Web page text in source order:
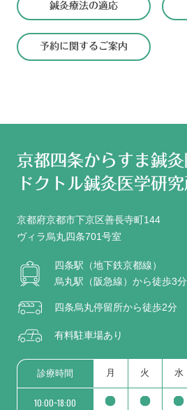
鍼灸療法の適応
予約に関するご案内
京都四条からすま鍼灸
ドクトル鍼灸医学研
京都府京都市下京区善長寺町144
ヴィラ烏丸四条701号室
四条駅（地下鉄京都線）
烏丸駅（阪急線）から徒歩3分
四条烏丸停留所から徒歩2分
有料駐車場あり
診療時間 月 火 水
10:00~18:00